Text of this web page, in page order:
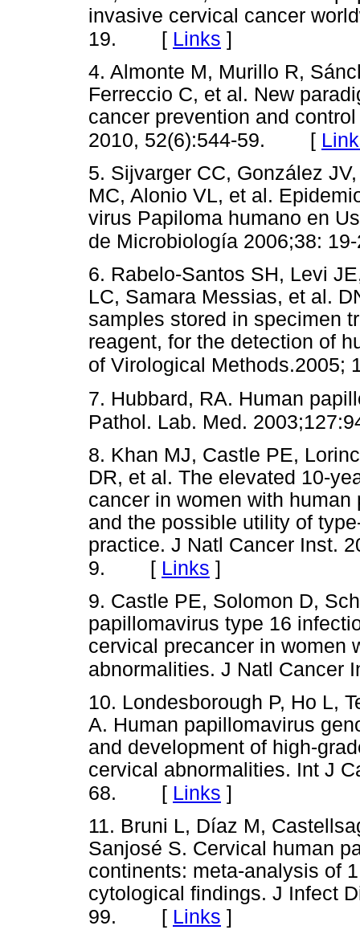
invasive cervical cancer
19. [ Links ]
4. Almonte M, Murillo R,
Ferreccio C, et al. New
cancer prevention and
2010, 52(6):544-59. [
5. Sijvarger CC, González
MC, Alonio VL, et al.
virus Papiloma humano en
de Microbiología 2006;38:
6. Rabelo-Santos SH, Levi
LC, Samara Messias, et al.
samples stored in specimen
reagent, for the detection of
of Virological Methods.2005;
7. Hubbard, RA. Human
Pathol. Lab. Med.
8. Khan MJ, Castle PE,
DR, et al. The elevated 10-
cancer in women with
and the possible utility of
practice. J Natl Cancer Inst.
9. [ Links ]
9. Castle PE, Solomon D,
papillomavirus type 16
cervical precancer in women
abnormalities. J Natl Cancer
10. Londesborough P, Ho L,
A. Human papillomavirus
and development of high-
cervical abnormalities. Int J
68. [ Links ]
11. Bruni L, Díaz M,
Sanjosé S. Cervical human
continents: meta-analysis of
cytological findings. J Infect
99. [ Links ]